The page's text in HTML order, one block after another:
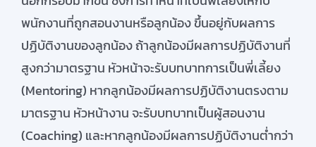
พนักงานที่ถูกสอนงานหรือลูกน้อง ขึ้นอยู่กับผลการ
ปฏิบัติงานของลูกน้อง ถ้าลูกน้องมีผลการปฏิบัติงานที่
สูงกว่ามาตรฐาน หัวหน้าจะรับบทบาทการเป็นพี่เลี้ยง
(Mentoring) หากลูกน้องมีผลการปฏิบัติงานตรงตาม
มาตรฐาน หัวหน้างาน จะรับบทบาทเป็นผู้สอนงาน
(Coaching) และหากลูกน้องมีผลการปฏิบัติงานต่ำกว่า